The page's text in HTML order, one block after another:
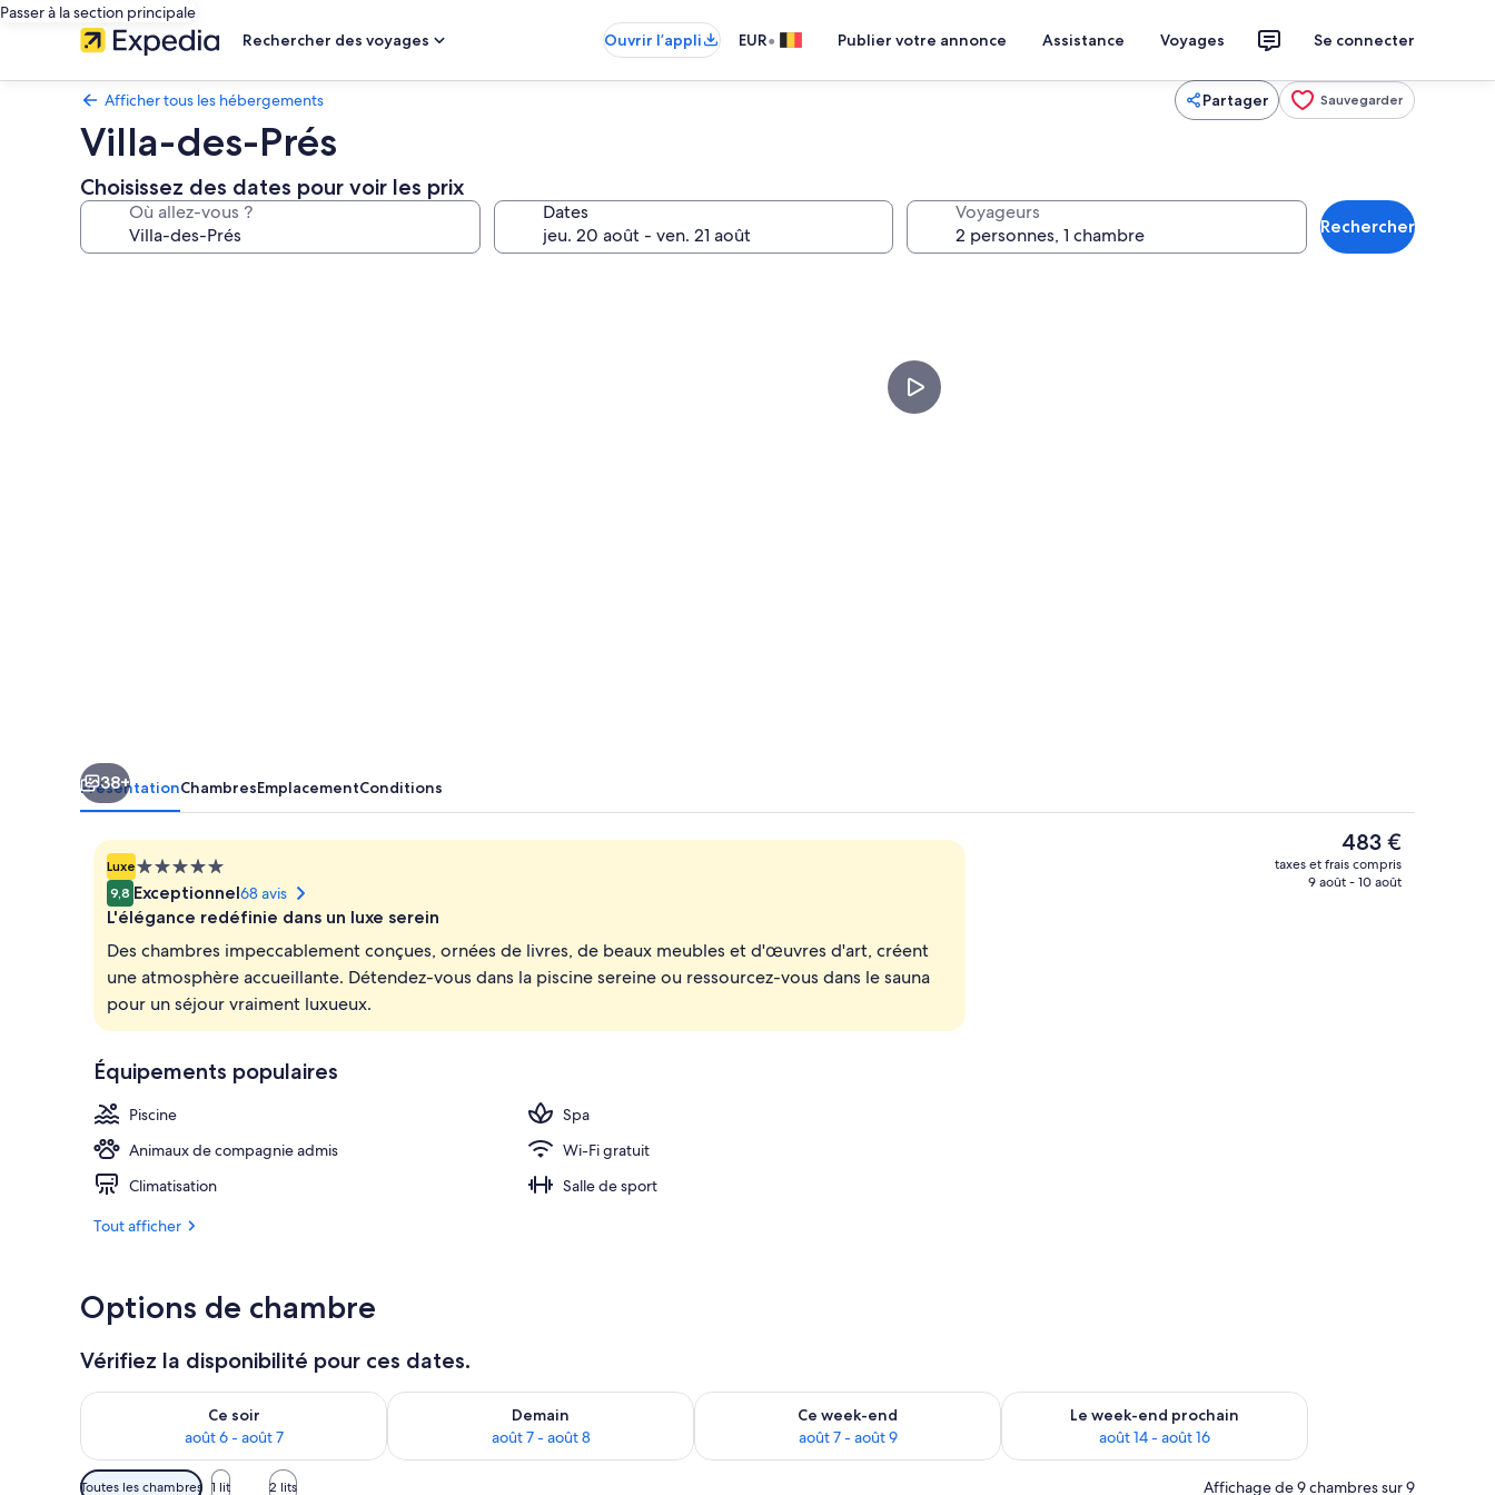
Passer à la section principale
Rechercher des voyages
Ouvrir l’appli EUR• Publier votre annonce Assistance Voyages Se connecter
Afficher tous les hébergements Partager Sauvegarder
Villa-des-Prés
Choisissez des dates pour voir les prix
Où allez-vous ? Dates Voyageurs
Rechercher
38+
PrésentationChambresEmplacementConditions
LuxeHébergement
5.0 étoiles
9,8 Exceptionnel68 avis
L'élégance redéfinie dans un luxe serein
Des chambres impeccablement conçues, ornées de livres, de beaux meubles et d'œuvres d'art, créent
une atmosphère accueillante. Détendez-vous dans la piscine sereine ou ressourcez-vous dans le sauna
pour un séjour vraiment luxueux.
Équipements populaires
Piscine
Spa
Animaux de compagnie admis
Wi-Fi gratuit
Climatisation
Salle de sport
Tout afficher
Le
prix
actuel
483 €
taxes et frais compris
9 août - 10 août
Options de chambre
Vérifiez la disponibilité pour ces dates.
Ce soir
août 6 - août 7
Vérifier la disponibilité pour ce soir août 6 - août 7
Demain
août 7 - août 8
Vérifier la disponibilité pour demain août 7 - août 8
Ce week-end
août 7 - août 9
Vérifier la disponibilité pour ce week-end août 7 - août 9
Le week-end prochain
août 14 - août 16
Vérifier la disponibilité pour le week-end prochain août 14 -
Filtres
Toutes les chambres 1 lit 2 lits Affichage de 9 chambres sur 9